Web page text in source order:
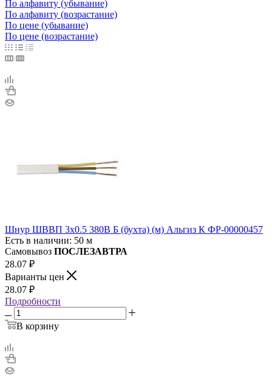
По алфавиту (убывание)
По алфавиту (возрастание)
По цене (убывание)
По цене (возрастание)
Шнур ШВВП 3х0.5 380В Б (бухта) (м) Альгиз К ФР-00000457
Есть в наличии: 50 м
Самовывоз ПОСЛЕЗАВТРА
28.07 ₽
Варианты цен
28.07 ₽
Подробности
В корзину